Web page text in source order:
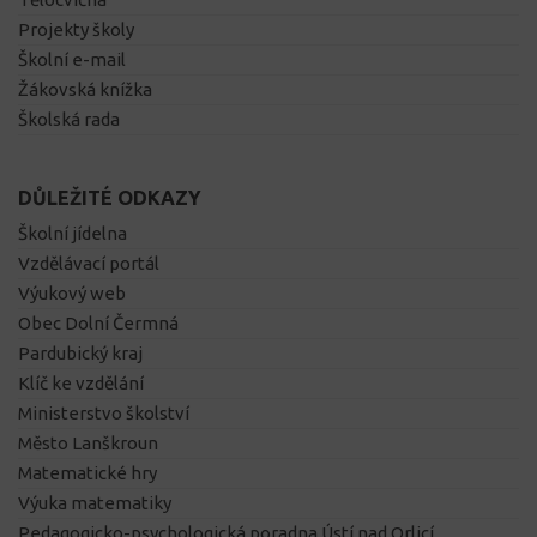
Projekty školy
Školní e-mail
Žákovská knížka
Školská rada
DŮLEŽITÉ ODKAZY
Školní jídelna
Vzdělávací portál
Výukový web
Obec Dolní Čermná
Pardubický kraj
Klíč ke vzdělání
Ministerstvo školství
Město Lanškroun
Matematické hry
Výuka matematiky
Pedagogicko-psychologická poradna Ústí nad Orlicí